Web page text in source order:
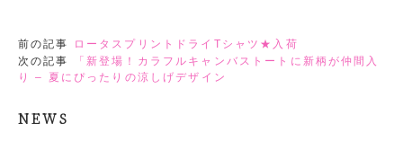
NEWS
前の記事 ロータスプリントドライTシャツ★入荷
次の記事
「新登場！カラフルキャンバストートに新柄が仲間入
り – 夏にぴったりの涼しげデザイン